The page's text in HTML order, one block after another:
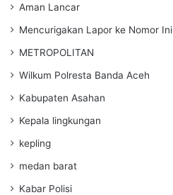
Aman Lancar
Mencurigakan Lapor ke Nomor Ini
METROPOLITAN
Wilkum Polresta Banda Aceh
Kabupaten Asahan
Kepala lingkungan
kepling
medan barat
Kabar Polisi